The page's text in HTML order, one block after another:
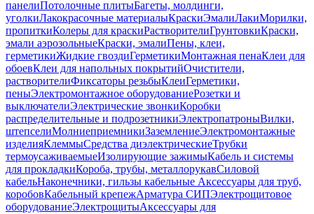
панелиПотолочные плитыБагеты, молдинги,
уголкиЛакокрасочные материалыКраскиЭмалиЛакиМорилки,
пропиткиКолеры для краскиРастворителиГрунтовкиКраски,
эмали аэрозольныеКраски, эмалиПены, клеи,
герметикиЖидкие гвоздиГерметикиМонтажная пенаКлеи для
обоевКлеи для напольных покрытийОчистители,
растворителиФиксаторы резьбыКлеиГерметики,
пеныЭлектромонтажное оборудованиеРозетки и
выключателиЭлектрические звонкиКоробки
распределительные и подрозетникиЭлектропатроныВилки,
штепселиМолниеприемникиЗаземлениеЭлектромонтажные
изделияКлеммыСредства диэлектрическиеТрубки
термоусаживаемыеИзолирующие зажимыКабель и системы
для прокладкиКороба, трубы, металлорукавСиловой
кабельНаконечники, гильзы кабельные Аксессуары для труб,
коробовКабельный крепежАрматура СИПЭлектрощитовое
оборудованиеЭлектрощитыАксессуары для